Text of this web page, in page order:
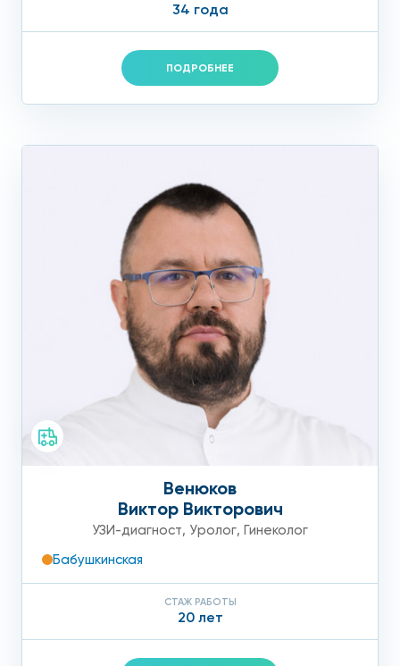
34 года
ПОДРОБНЕЕ
Венюков
Виктор Викторович
УЗИ-диагност, Уролог, Гинеколог
Бабушкинская
СТАЖ РАБОТЫ
20 лет